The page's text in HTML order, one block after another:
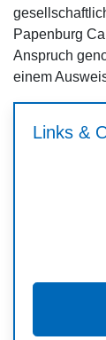
Papenburg
Anspruch
einem
Links &